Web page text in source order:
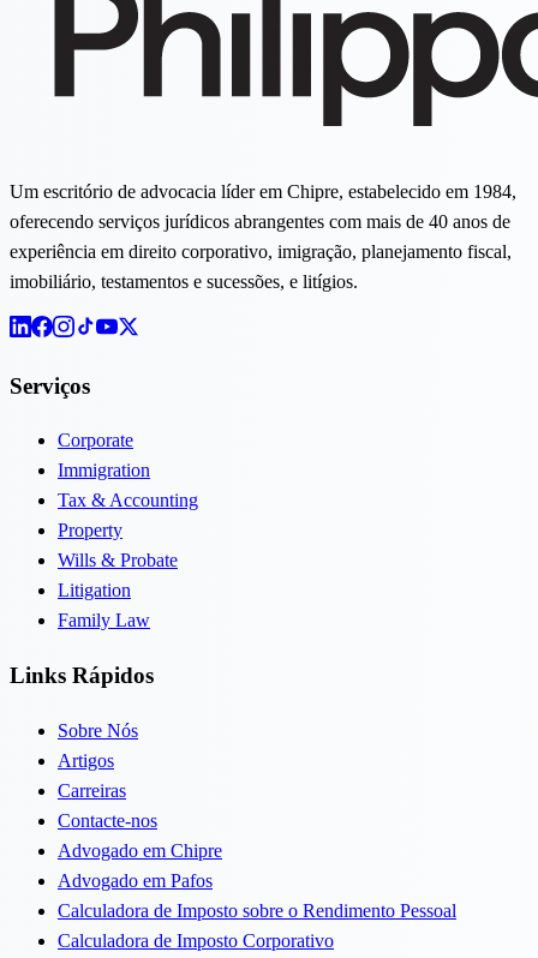
Um escritório de advocacia líder em Chipre, estabelecido em 1984,
oferecendo serviços jurídicos abrangentes com mais de 40 anos de
experiência em direito corporativo, imigração, planejamento fiscal,
imobiliário, testamentos e sucessões, e litígios.
Serviços
Corporate
Immigration
Tax & Accounting
Property
Wills & Probate
Litigation
Family Law
Links Rápidos
Sobre Nós
Artigos
Carreiras
Contacte-nos
Advogado em Chipre
Advogado em Pafos
Calculadora de Imposto sobre o Rendimento Pessoal
Calculadora de Imposto Corporativo